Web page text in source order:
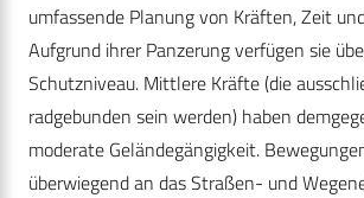
umfassende Planung von Kräften, Zeit
Aufgrund ihrer Panzerung verfügen sie
Schutzniveau. Mittlere Kräfte (die
radgebunden sein werden) haben
moderate Geländegängigkeit.
überwiegend an das Straßen- und